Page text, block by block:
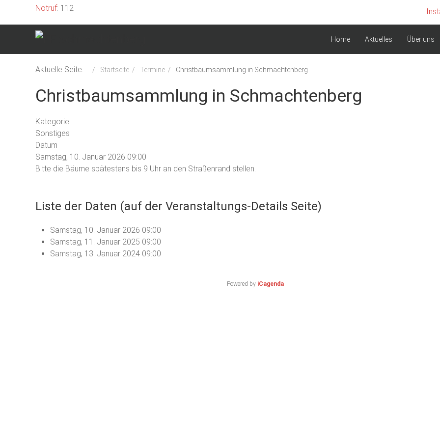
Notruf: 112
Home Aktuelles Über uns
Aktuelle Seite: Startseite Termine Christbaumsammlung in Schmachtenberg
Christbaumsammlung in Schmachtenberg
Kategorie
Sonstiges
Datum
Samstag, 10. Januar 2026 09:00
Bitte die Bäume spätestens bis 9 Uhr an den Straßenrand stellen.
Liste der Daten (auf der Veranstaltungs-Details Seite)
Samstag, 10. Januar 2026 09:00
Samstag, 11. Januar 2025 09:00
Samstag, 13. Januar 2024 09:00
Powered by iCagenda